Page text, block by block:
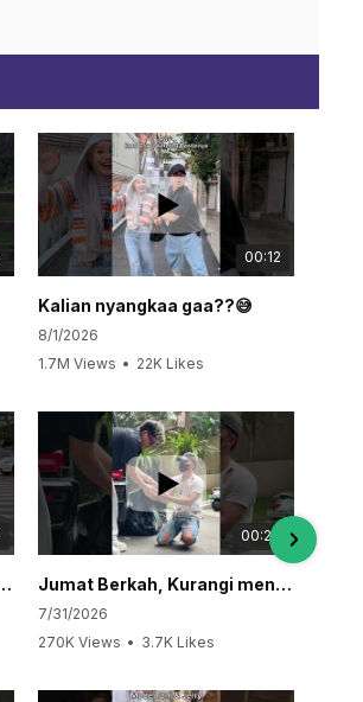
00:12
Kalian nyangkaa gaa??😅
8/1/2026
1.7M Views • 22K Likes
mood kamu kok sengg❤️🥰
00:29
Jumat Berkah, Kurangi mengeluh, Perbanyak Bersyukur🙏🏻
7/31/2026
270K Views • 3.7K Likes